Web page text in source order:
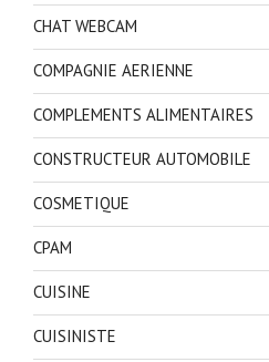
CHAT WEBCAM
COMPAGNIE AERIENNE
COMPLEMENTS ALIMENTAIRES
CONSTRUCTEUR AUTOMOBILE
COSMETIQUE
CPAM
CUISINE
CUISINISTE